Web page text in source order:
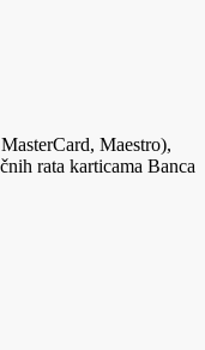
Maestro),
rata karticama Banca